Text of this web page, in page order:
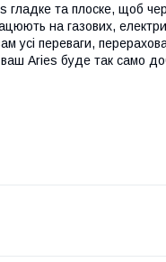
гладке та плоске, щоб
на газових,
усі переваги,
Aries буде так само